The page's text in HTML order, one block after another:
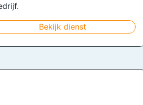
Bekijk dienst